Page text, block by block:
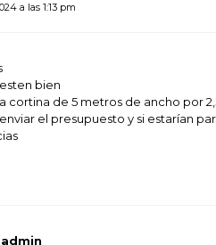
a las 1:13 pm
bien
cortina de 5 metros de ancho por
el presupuesto y si estarían
admin